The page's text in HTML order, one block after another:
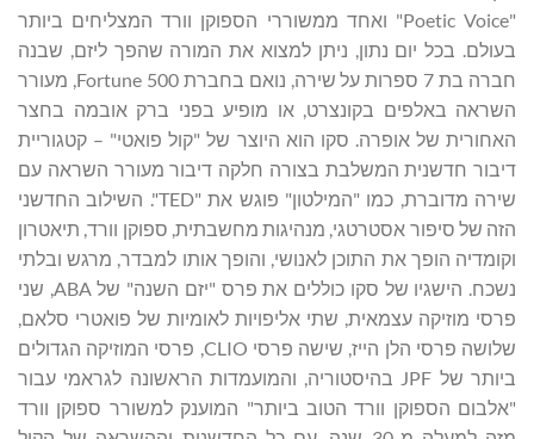
"Poetic Voice" ואחד ממשוררי הספוקן וורד המצליחים ביותר
בעולם. בכל יום נתון, ניתן למצוא את המורה שהפך ליזם, שבנה
חברה בת 7 ספרות על שירה, נואם בחברת Fortune 500, מעורר
השראה באלפים בקונצרט, או מופיע בפני ברק אובמה בחצר
האחורית של אופרה. סקו הוא היוצר של "קול פואטי" – קטגוריית
דיבור חדשנית המשלבת בצורה חלקה דיבור מעורר השראה עם
שירה מדוברת, כמו "המילטון" פוגש את "TED". השילוב החדשני
הזה של סיפור אסטרטגי, מנהיגות מחשבתית, ספוקן וורד, תיאטרון
וקומדיה הופך את התוכן לאנושי, והופך אותו למבדר, מרגש ובלתי
נשכח. הישגיו של סקו כוללים את פרס "יזם השנה" של ABA, שני
פרסי מוזיקה עצמאית, שתי אליפויות לאומיות של פואטרי סלאם,
שלושה פרסי הלן הייז, שישה פרסי CLIO, פרסי המוזיקה הגדולים
ביותר של JPF בהיסטוריה, והמועמדות הראשונה לגראמי עבור
"אלבום הספוקן וורד הטוב ביותר" המוענק למשורר ספוקן וורד